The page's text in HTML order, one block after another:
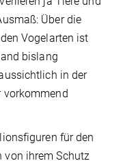
Über die
Vogelarten ist
bislang
in der
vorkommend
für den
von ihrem Schutz